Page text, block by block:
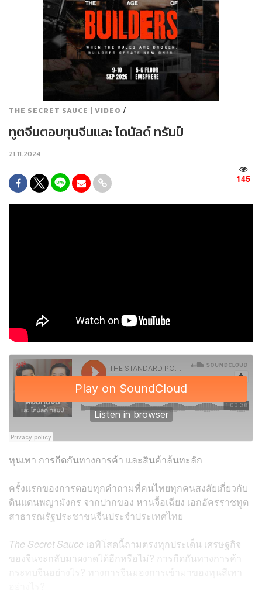
THE SECRET SAUCE | VIDEO /
ทูตจีนตอบทุนจีนและ โดนัลด์ ทรัมป์
21.11.2024
145
ทุนเทา การกีดกันทางการค้า และสินค้าล้นทะลัก
ครั้งแรกของการตอบทุกคำถามที่คนไทยทุกคนสงสัยเกี่ยวกับ
ดินแดนพญามังกร จากปากของ หานจื้อเฉียง เอกอัครราชทูต
สาธารณรัฐประชาชนจีนประจำประเทศไทย
The Secret Sauce เอพิโสดนี้ถามตรงทุกประเด็น เศรษฐกิจ
ของจีนจะกลับมาผงาดได้อีกหรือไม่? การกีดกันทางการค้า